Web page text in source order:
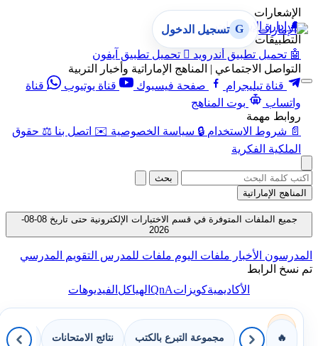
الإشعارات
🔔 إدارة الإشعارات
التطبيقات
🤖 تحميل تطبيق أندرويد  تحميل تطبيق آيفون
التواصل الاجتماعي | المناهج الإماراتية وأخبار التربية
قناة تيليجرام
صفحة فيسبوك قناة يوتيوب
قناة
واتساب
بوت المناهج
روابط مهمة
📄 شروط الاستخدام 🔒 سياسة الخصوصية ✉️ اتصل بنا ⚖️ حقوق
الملكية الفكرية
G تسجيل الدخول
بحث
المناهج الإماراتية
جميع الملفات المتوفرة في قسم الاختبارات الإلكترونية حتى تاريخ 08-08-
2026
المدرسون الأخبار ملفات اليوم ملفات للمدرس التقويم المدرسي
تم نسخ الرابط
الأكاديميةكويزاتQnAالهياكل الفيديوهات
🔥 مجموعة التبرع بالكتب نتائج الامتحانات